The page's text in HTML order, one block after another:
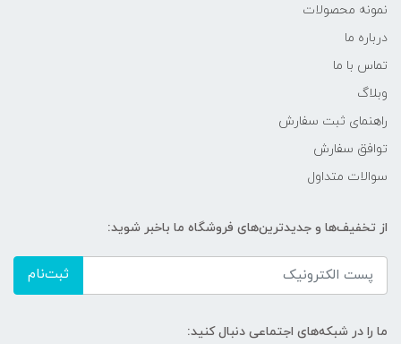
نمونه محصولات
درباره ما
تماس با ما
وبلاگ
راهنمای ثبت سفارش
توافق سفارش
سوالات متداول
از تخفیف‌ها و جدیدترین‌های فروشگاه ما باخبر شوید:
ثبت‌نام
ما را در شبکه‌های اجتماعی دنبال کنید: